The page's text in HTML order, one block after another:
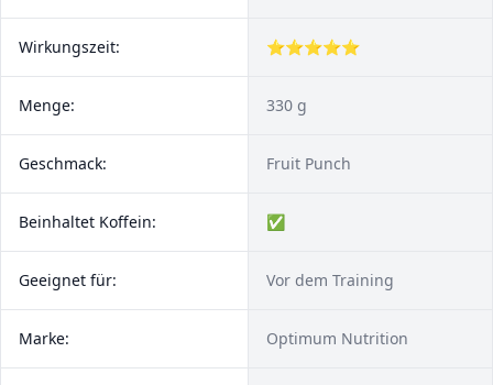
Wirkungszeit: ⭐⭐⭐⭐⭐
Menge: 330 g
Geschmack: Fruit Punch
Beinhaltet Koffein: ✅
Geeignet für: Vor dem Training
Marke: Optimum Nutrition